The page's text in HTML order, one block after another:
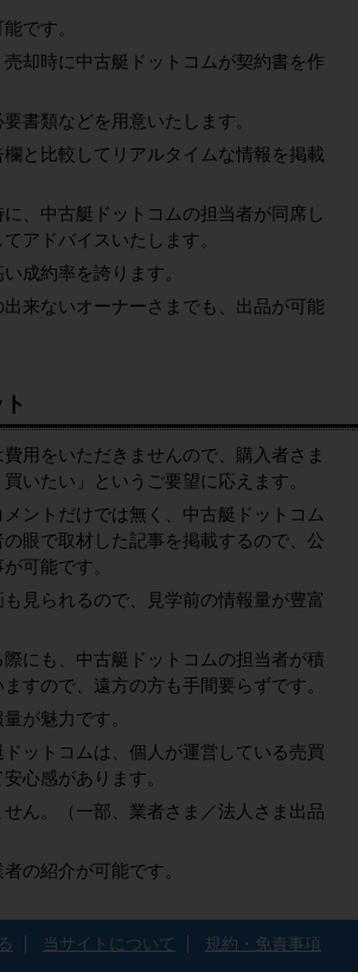
です。
却時に中古艇ドットコムが契約書を作
書類などを用意いたします。
と比較してリアルタイムな情報を掲載
、中古艇ドットコムの担当者が同席し
アドバイスいたします。
成約率を誇ります。
出来ないオーナーさまでも、出品が可能
用をいただきませんので、購入者さま
いたい」というご要望に応えます。
ントだけでは無く、中古艇ドットコム
眼で取材した記事を掲載するので、公
可能です。
見られるので、見学前の情報量が豊富
にも、中古艇ドットコムの担当者が積
すので、遠方の方も手間要らずです。
が魅力です。
ットコムは、個人が運営している売買
心感があります。
ん。（一部、業者さま／法人さま出品
の紹介が可能です。
当サイトについて 規約・免責事項